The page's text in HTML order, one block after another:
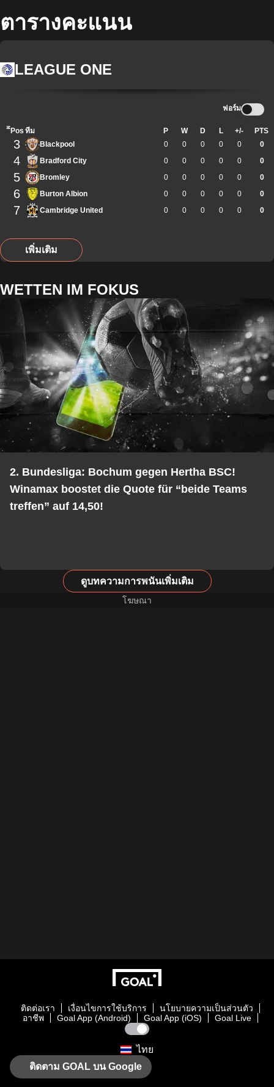
ตารางคะแนน
LEAGUE ONE
ฟอร์ม
ิีPos ทีม P W D L +/- PTS
3 Blackpool 0 0 0 0 0 0
4 Bradford City 0 0 0 0 0 0
5 Bromley 0 0 0 0 0 0
6 Burton Albion 0 0 0 0 0 0
7 Cambridge United 0 0 0 0 0 0
เพิ่มเติม
WETTEN IM FOKUS
2. Bundesliga: Bochum gegen Hertha BSC!
Winamax boostet die Quote für “beide Teams
treffen” auf 14,50!
ดูบทความการพนันเพิ่มเติม
ติดต่อเรา เงื่อนไขการใช้บริการ
นโยบายความเป็นส่วนตัว
อาชีพ
Goal App (Android) Goal App (iOS) Goal Live
ไทย
ติดตาม GOAL บน Google